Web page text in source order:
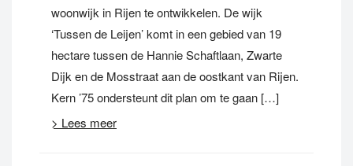
woonwijk in Rijen te ontwikkelen. De wijk
‘Tussen de Leijen’ komt in een gebied van 19
hectare tussen de Hannie Schaftlaan, Zwarte
Dijk en de Mosstraat aan de oostkant van Rijen.
Kern ’75 ondersteunt dit plan om te gaan […]
> Lees meer